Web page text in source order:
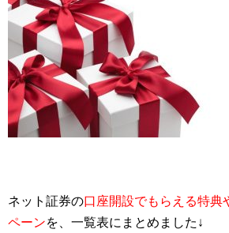
ネット証券の口座開設でもらえる特典
ペーンを、一覧表にまとめました↓